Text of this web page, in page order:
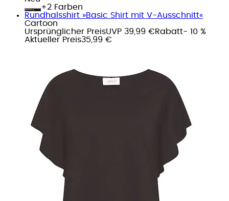
+
Farben
Rundhalsshirt »Basic Shirt mit V-Ausschnitt«
Cartoon
Ursprünglicher PreisUVP 39,99 €Rabatt- 10 %
Aktueller Preis35,99 €